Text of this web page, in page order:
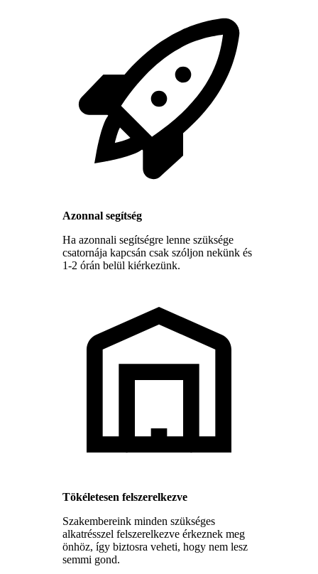
Azonnal segítség
Ha azonnali segítségre lenne szüksége
csatornája kapcsán csak szóljon nekünk és
1-2 órán belül kiérkezünk.
Tökéletesen felszerelkezve
Szakembereink minden szükséges
alkatrésszel felszerelkezve érkeznek meg
önhöz, így biztosra veheti, hogy nem lesz
semmi gond.